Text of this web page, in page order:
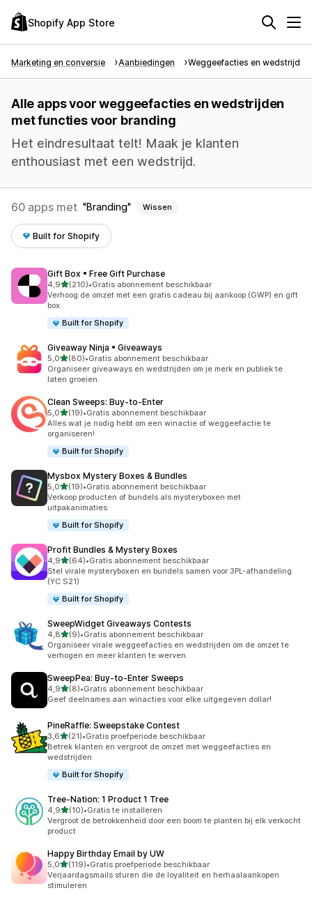
Shopify App Store
Marketing en conversie Aanbiedingen Weggeefacties en wedstrijden
Alle apps voor weggeefacties en wedstrijden
met functies voor branding
Het eindresultaat telt! Maak je klanten
enthousiast met een wedstrijd.
60 apps met Branding Wissen
Built for Shopify
Gift Box • Free Gift Purchase
4,9van 5 sterren
(210)
210 recensies in totaal
•Gratis abonnement beschikbaar
Verhoog de omzet met een gratis cadeau bij aankoop (GWP) en gift
box.
Built for Shopify
Giveaway Ninja • Giveaways
5,0van 5 sterren
(80)
80 recensies in totaal
•Gratis abonnement beschikbaar
Organiseer giveaways en wedstrijden om je merk en publiek te
laten groeien.
Clean Sweeps: Buy‑to‑Enter
5,0van 5 sterren
(19)
19 recensies in totaal
•Gratis abonnement beschikbaar
Alles wat je nodig hebt om een winactie of weggeefactie te
organiseren!
Built for Shopify
Mysbox Mystery Boxes & Bundles
5,0van 5 sterren
(19)
19 recensies in totaal
•Gratis abonnement beschikbaar
Verkoop producten of bundels als mysteryboxen met
uitpakanimaties
Built for Shopify
Profit Bundles & Mystery Boxes
4,9van 5 sterren
(64)
64 recensies in totaal
•Gratis abonnement beschikbaar
Stel virale mysteryboxen en bundels samen voor 3PL-afhandeling
(YC S21)
Built for Shopify
SweepWidget Giveaways Contests
4,8van 5 sterren
(9)
9 recensies in totaal
•Gratis abonnement beschikbaar
Organiseer virale weggeefacties en wedstrijden om de omzet te
verhogen en meer klanten te werven.
SweepPea: Buy‑to‑Enter Sweeps
4,9van 5 sterren
(8)
8 recensies in totaal
•Gratis abonnement beschikbaar
Geef deelnames aan winacties voor elke uitgegeven dollar!
PineRaffle: Sweepstake Contest
3,6van 5 sterren
(21)
21 recensies in totaal
•Gratis proefperiode beschikbaar
Betrek klanten en vergroot de omzet met weggeefacties en
wedstrijden
Built for Shopify
Tree‑Nation: 1 Product 1 Tree
4,9van 5 sterren
(10)
10 recensies in totaal
•Gratis te installeren
Vergroot de betrokkenheid door een boom te planten bij elk verkocht
product
Happy Birthday Email by UW
5,0van 5 sterren
(119)
119 recensies in totaal
•Gratis proefperiode beschikbaar
Verjaardagsmails sturen die de loyaliteit en herhaalaankopen
stimuleren